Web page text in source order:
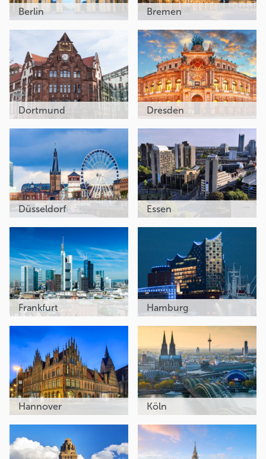
Berlin Bremen
Dortmund Dresden
Düsseldorf Essen
Frankfurt Hamburg
Hannover Köln